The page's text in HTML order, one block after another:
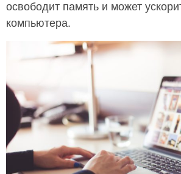
освободит память и может
компьютера.